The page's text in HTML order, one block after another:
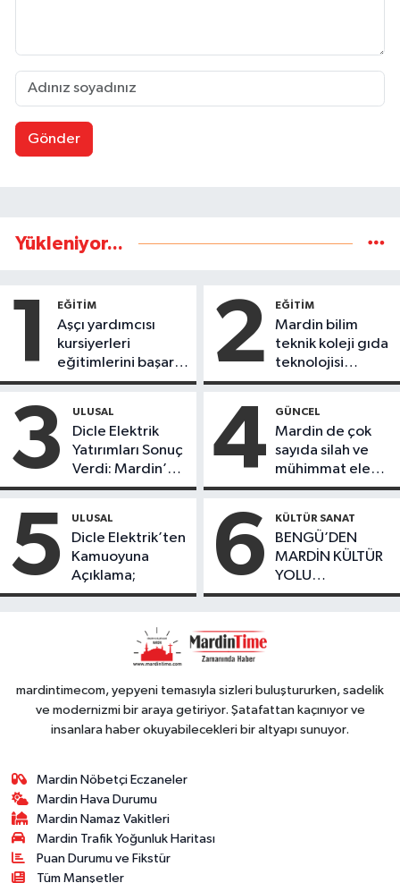
Gönder
Yükleniyor...
1 EĞİTİM
Aşçı yardımcısı
kursiyerleri
eğitimlerini başarı
ile tamamladı
2 EĞİTİM
Mardin bilim
teknik koleji gıda
teknolojisi
öğrencileri
ürünlerini satarak
köydeki
çoçuklara kitap
desteğinde
bulundu
3 ULUSAL
Dicle Elektrik
Yatırımları Sonuç
Verdi: Mardin’de
Kayıp Kaçak
Düşüş
4 GÜNCEL
Mardin de çok
sayıda silah ve
mühimmat ele
geçirildi
5 ULUSAL
Dicle Elektrik’ten
Kamuoyuna
Açıklama;
6 KÜLTÜR SANAT
BENGÜ’DEN
MARDİN KÜLTÜR
YOLU
FESTIVALİ’NDE
mardintimecom, yepyeni temasıyla sizleri buluştururken, sadelik
ve modernizmi bir araya getiriyor. Şatafattan kaçınıyor ve
insanlara haber okuyabilecekleri bir altyapı sunuyor.
Mardin Nöbetçi Eczaneler
Mardin Hava Durumu
Mardin Namaz Vakitleri
Mardin Trafik Yoğunluk Haritası
Puan Durumu ve Fikstür
Tüm Manşetler